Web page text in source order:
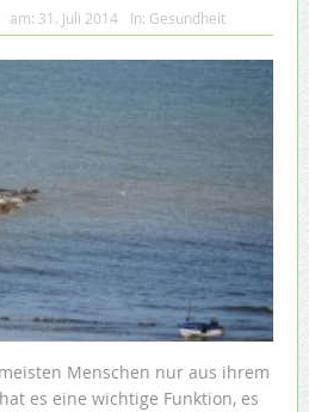
am: 31. Juli 2014 In: Gesundheit
Menschen nur aus ihrem
es eine wichtige Funktion, es